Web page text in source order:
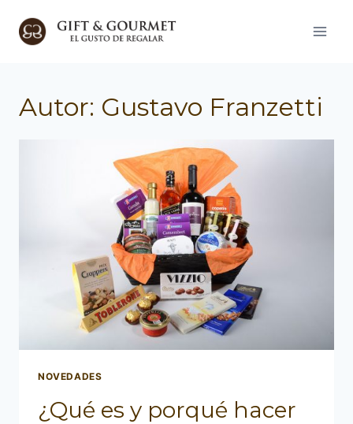
Autor: Gustavo Franzetti
NOVEDADES
¿Qué es y porqué hacer